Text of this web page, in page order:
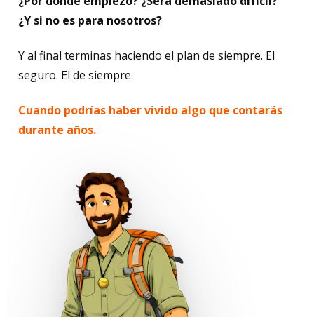
¿Y si no es para nosotros?
Y al final terminas haciendo el plan de siempre. El
seguro. El de siempre.
Cuando podrías haber vivido algo que contarás
durante años.